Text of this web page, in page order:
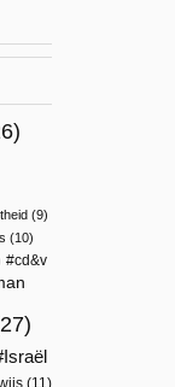
(9)
(10)
cd&v
Israël
(11)